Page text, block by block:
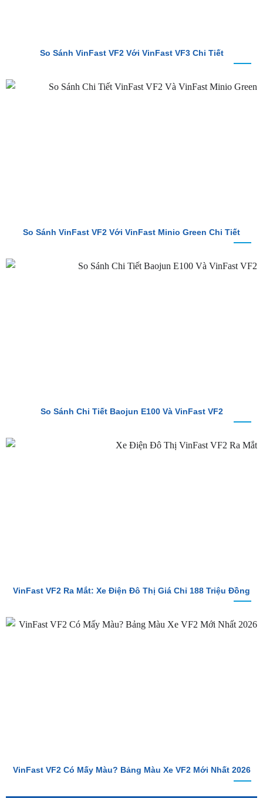
So Sánh VinFast VF2 Với VinFast VF3 Chi Tiết
So Sánh VinFast VF2 Với VinFast Minio Green Chi Tiết
So Sánh Chi Tiết Baojun E100 Và VinFast VF2
VinFast VF2 Ra Mắt: Xe Điện Đô Thị Giá Chỉ 188 Triệu Đồng
VinFast VF2 Có Mấy Màu? Bảng Màu Xe VF2 Mới Nhất 2026